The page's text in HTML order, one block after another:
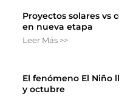
Proyectos solares vs
en nueva etapa
Leer Más >>
El fenómeno El Niño
y octubre